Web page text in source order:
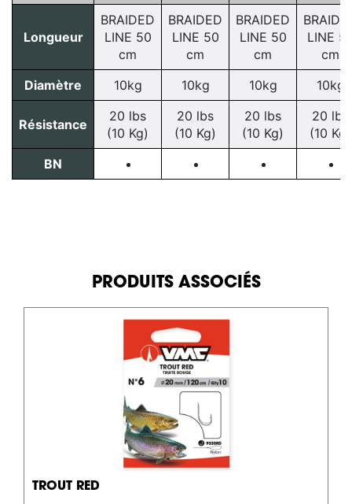
Longueur
BRAIDED
LINE 50
cm
BRAIDED
LINE 50
cm
BRAIDED
LINE 50
cm
LINE
cm
Diamètre
10kg 10kg 10kg 10kg
Résistance
20 lbs
(10 Kg)
20 lbs
(10 Kg)
20 lbs
(10 Kg)
20 lbs
(10 Kg)
BN
PRODUITS ASSOCIÉS
TROUT RED